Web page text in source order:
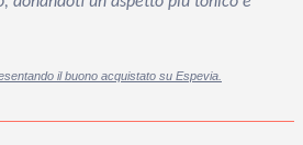
il buono acquistato su Espevia.